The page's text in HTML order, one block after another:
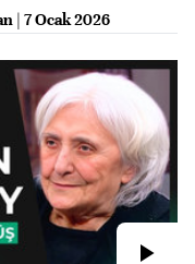
| 7 Ocak 2026